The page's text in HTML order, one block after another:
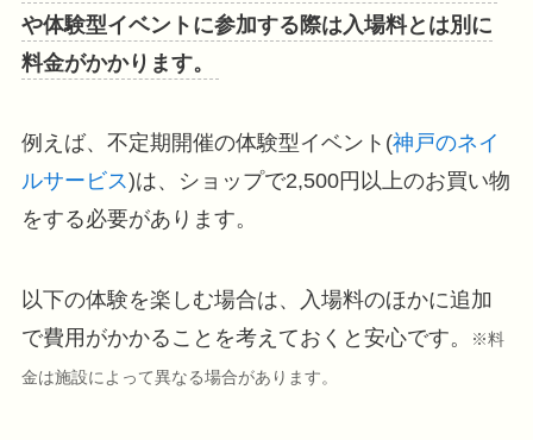
や体験型イベントに参加する際は入場料とは別に
料金がかかります。
例えば、不定期開催の体験型イベント(神戸のネイ
ルサービス)は、ショップで2,500円以上のお買い物
をする必要があります。
以下の体験を楽しむ場合は、入場料のほかに追加
で費用がかかることを考えておくと安心です。
※料
金は施設によって異なる場合があります。